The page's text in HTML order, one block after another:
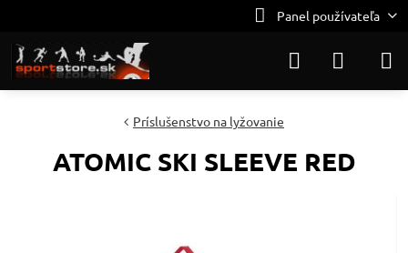
Panel používateľa
Príslušenstvo na lyžovanie
ATOMIC SKI SLEEVE RED